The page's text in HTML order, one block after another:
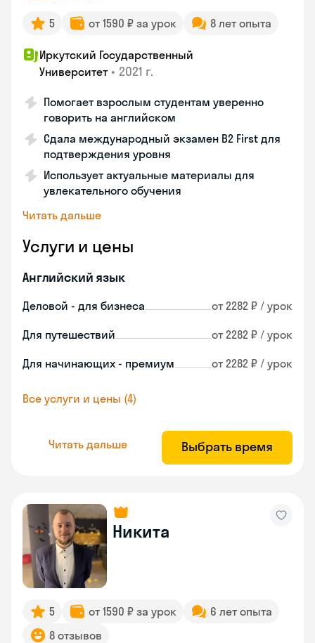
5 от 1590 ₽ за урок 8 лет опыта
Иркутский Государственный
Университет • 2021 г.
Помогает взрослым студентам уверенно
говорить на английском
Сдала международный экзамен B2 First для
подтверждения уровня
Использует актуальные материалы для
увлекательного обучения
Читать дальше
Услуги и цены
Английский язык
Деловой - для бизнеса от 2282 ₽ / урок
Для путешествий от 2282 ₽ / урок
Для начинающих - премиум от 2282 ₽ / урок
Все услуги и цены (4)
Читать дальше Выбрать время
Никита
5 от 1590 ₽ за урок
6 лет опыта
8 отзывов